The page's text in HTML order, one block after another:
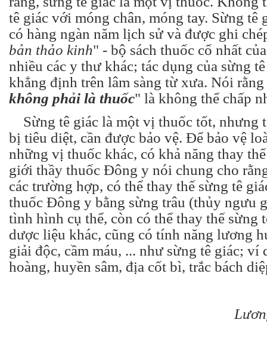
tê giác với móng chân, móng tay. Sừng tê
có hàng ngàn năm lịch sử và được ghi
bản thảo kinh" - bộ sách thuốc cổ nhất
nhiều các y thư khác; tác dụng của sừng
khẳng định trên lâm sàng từ xưa. Nói
không phải là thuốc" là không thể chấp
Sừng tê giác là một vị thuốc tốt, nhưng
bị tiêu diệt, cần được bảo vệ. Để bảo vệ
những vị thuốc khác, có khả năng thay
giới thầy thuốc Đông y nói chung cho
các trường hợp, có thể thay thế sừng tê
thuốc Đông y bằng sừng trâu (thủy ngưu
tình hình cụ thể, còn có thể thay thế sừng
dược liệu khác, cũng có tính năng lương
giải độc, cầm máu, ... như sừng tê giác; ví
hoàng, huyền sâm, địa cốt bì, trắc bách